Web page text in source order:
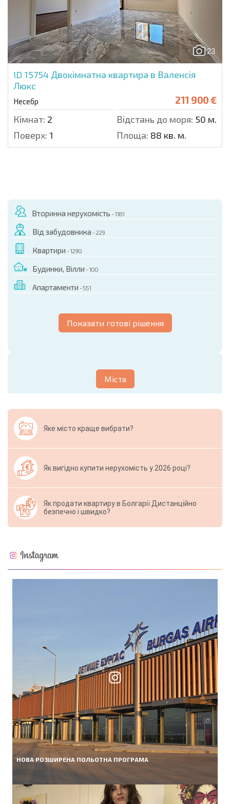
23
ID 15754 Двокімнатна квартира в Валенсія
Люкс
Несебр 211 900 €
Кімнат: 2 Відстань до моря: 50 м.
Поверх: 1 Площа: 88 кв. м.
Вторинна нерухомість - 1181
Від забудовника - 229
Квартири - 1290
Будинки, Вілли - 100
Апартаменти - 551
Показати готові рішення
Міста
Яке місто краще вибрати?
Як вигідно купити нерухомість у 2026 році?
Як продати квартиру в Болгарії Дистанційно
безпечно і швидко?
НОВА РОЗШИРЕНА ПОЛЬОТНА ПРОГРАМА